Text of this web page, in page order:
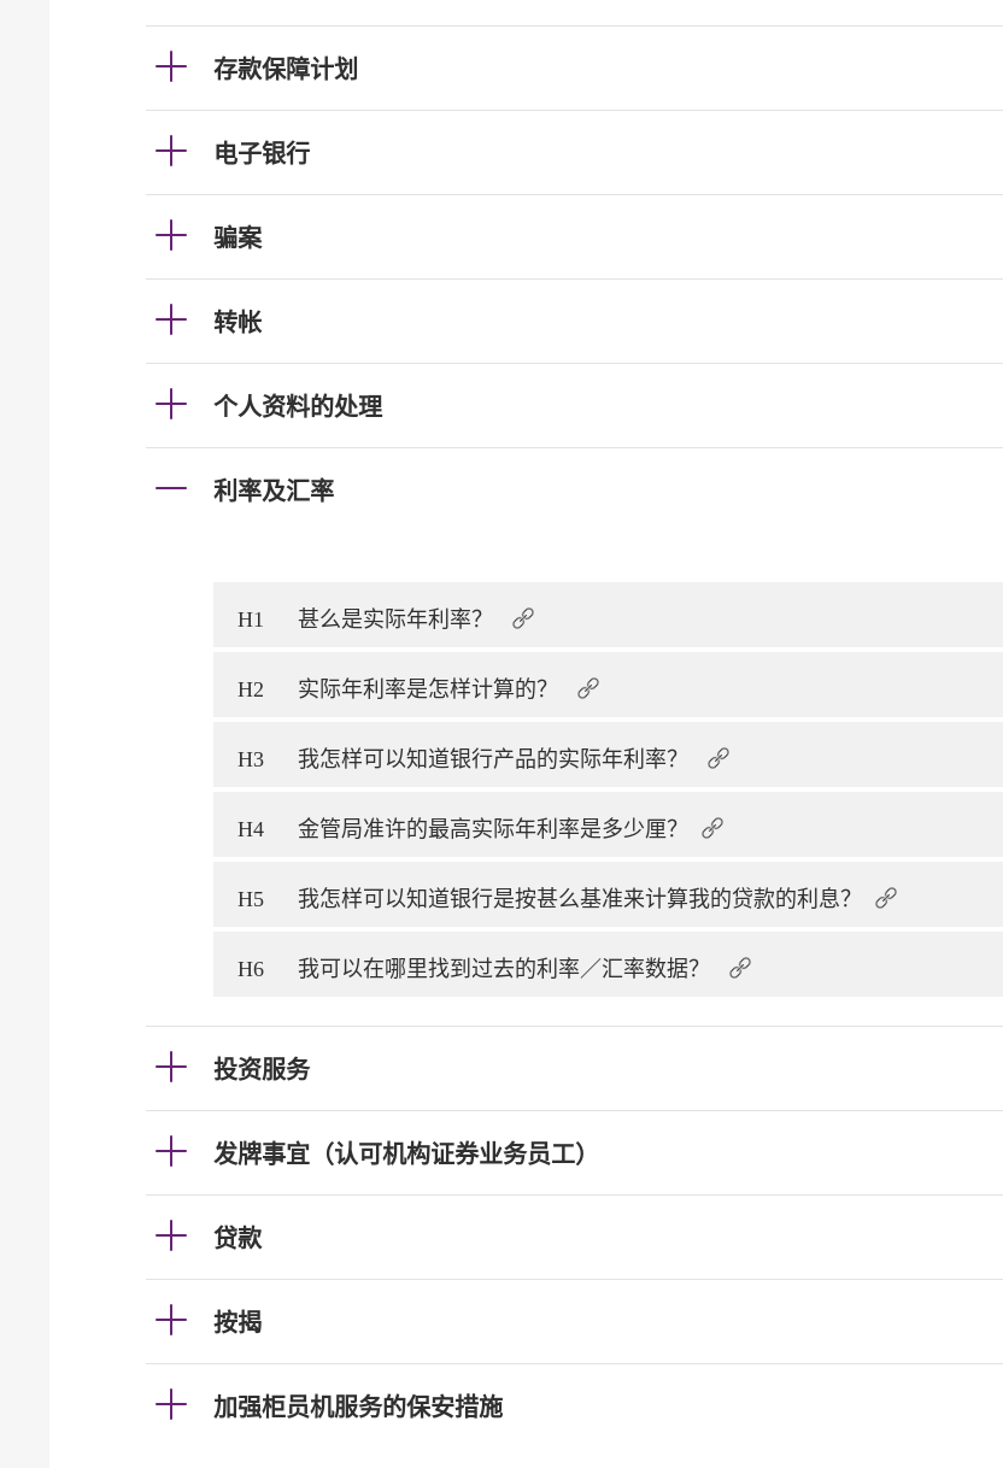
存款保障计划
电子银行
骗案
转帐
个人资料的处理
利率及汇率
H1 甚么是实际年利率？
H2 实际年利率是怎样计算的？
H3 我怎样可以知道银行产品的实际年利率？
H4 金管局准许的最高实际年利率是多少厘？
H5 我怎样可以知道银行是按甚么基准来计算我的贷款的利息？
H6 我可以在哪里找到过去的利率／汇率数据？
投资服务
发牌事宜（认可机构证券业务员工）
贷款
按揭
加强柜员机服务的保安措施